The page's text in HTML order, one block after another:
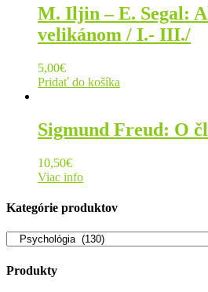
M. Iljin – E. Segal:
velikánom / I.- III./
5,00€
Pridať do košíka
Sigmund Freud: O
10,50€
Viac info
Kategórie produktov
Produkty